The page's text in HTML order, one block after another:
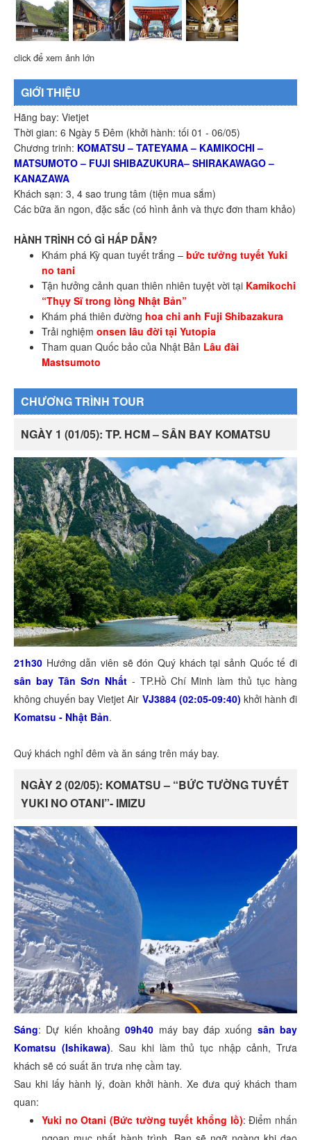
click để xem ảnh lớn
GIỚI THIỆU
Hãng bay: Vietjet
Thời gian: 6 Ngày 5 Đêm (khởi hành: tối 01 - 06/05)
Chương trinh: KOMATSU – TATEYAMA – KAMIKOCHI –
MATSUMOTO – FUJI SHIBAZUKURA– SHIRAKAWAGO –
KANAZAWA
Khách sạn: 3, 4 sao trung tâm (tiện mua sắm)
Các bữa ăn ngon, đặc sắc (có hình ảnh và thực đơn tham khảo)
HÀNH TRÌNH CÓ GÌ HẤP DẪN?
Khám phá Kỳ quan tuyết trắng – bức tưởng tuyết Yuki
no tani
Tận hưởng cảnh quan thiên nhiên tuyệt vời tại Kamikochi
“Thụy Sĩ trong lòng Nhật Bản”
Khám phá thiên đường hoa chi anh Fuji Shibazakura
Trải nghiệm onsen lâu đời tại Yutopia
Tham quan Quốc bảo của Nhật Bản Lâu đài
Mastsumoto
CHƯƠNG TRÌNH TOUR
NGÀY 1 (01/05): TP. HCM – SÂN BAY KOMATSU
21h30 Hướng dẫn viên sẽ đón Quý khách tại sảnh Quốc tế đi
sân bay Tân Sơn Nhất- TP.Hồ Chí Minh làm thủ tục hàng
không chuyến bay Vietjet Air VJ3884 (02:05-09:40) khởi hành đi
Komatsu - Nhật Bản.
Quý khách nghỉ đêm và ăn sáng trên máy bay.
NGÀY 2 (02/05): KOMATSU – “BỨC TƯỜNG TUYẾT
YUKI NO OTANI”- IMIZU
Sáng: Dự kiến khoảng09h40 máy bay đáp xuống sân bay
Komatsu (Ishikawa). Sau khi làm thủ tục nhập cảnh, Trưa
khách sẽ có suất ăn trưa nhẹ cầm tay.
Sau khi lấy hành lý, đoàn khởi hành. Xe đưa quý khách tham
quan:
Yuki no Otani (Bức tường tuyết khổng lồ): Điểm nhấn